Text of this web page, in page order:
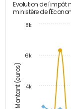
Montant (euros)
Evolution de l'impôt
ministère de
4k
6k
8k